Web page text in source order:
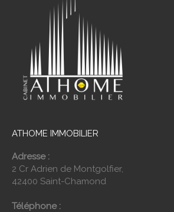
ATHOME IMMOBILIER
Adresse :
2 Cr Adrien de Montgolfier,
42400 Saint-Chamond
Téléphone :